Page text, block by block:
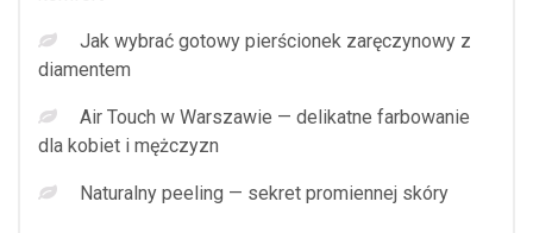
Jak wybrać gotowy pierścionek zaręczynowy z
diamentem
Air Touch w Warszawie — delikatne farbowanie
dla kobiet i mężczyzn
Naturalny peeling — sekret promiennej skóry